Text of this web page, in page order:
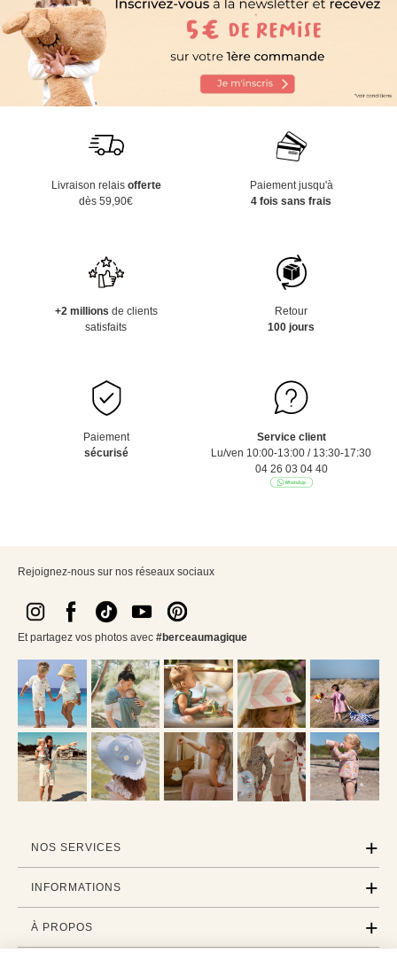
Livraison relais offerte
dès 59,90€
Paiement jusqu'à
4 fois sans frais
+2 millions de clients
satisfaits
Retour
100 jours
Paiement
sécurisé
Service client
Lu/ven 10:00-13:00 / 13:30-17:30
04 26 03 04 40
Rejoignez-nous sur nos réseaux sociaux
Et partagez vos photos avec #berceaumagique
NOS SERVICES
INFORMATIONS
À PROPOS